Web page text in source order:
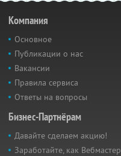
Компания
Основное
Публикации о нас
Вакансии
Правила сервиса
Ответы на вопросы
Бизнес-Партнёрам
Давайте сделаем акцию!
Заработайте, как Вебмастер